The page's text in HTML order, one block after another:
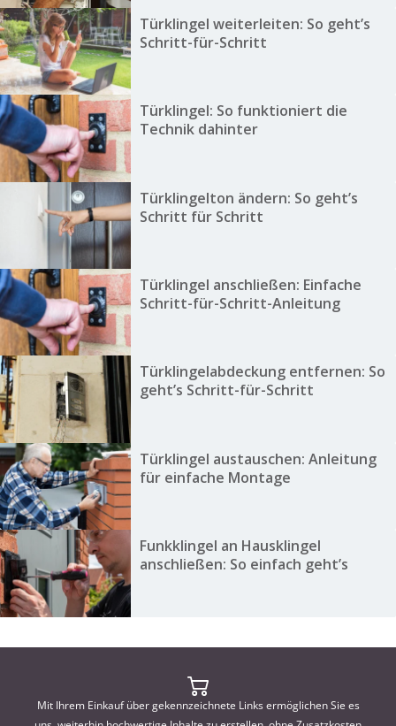
Türklingel weiterleiten: So geht’s
Schritt-für-Schritt
Türklingel: So funktioniert die
Technik dahinter
Türklingelton ändern: So geht’s
Schritt für Schritt
Türklingel anschließen: Einfache
Schritt-für-Schritt-Anleitung
Türklingelabdeckung entfernen: So
geht’s Schritt-für-Schritt
Türklingel austauschen: Anleitung
für einfache Montage
Funkklingel an Hausklingel
anschließen: So einfach geht’s
Mit Ihrem Einkauf über gekennzeichnete Links ermöglichen Sie es